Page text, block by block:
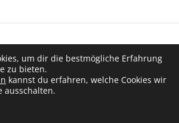
um dir die bestmögliche Erfahrung
zu bieten.
kannst du erfahren, welche Cookies wir
ausschalten.